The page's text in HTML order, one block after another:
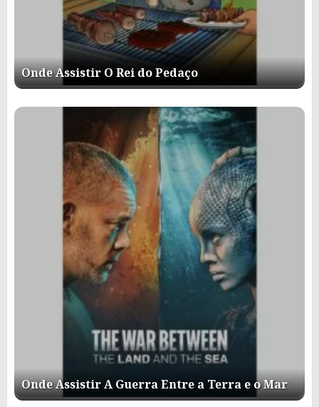
Onde Assistir O Rei do Pedaço
Onde Assistir A Guerra Entre a Terra e o Mar